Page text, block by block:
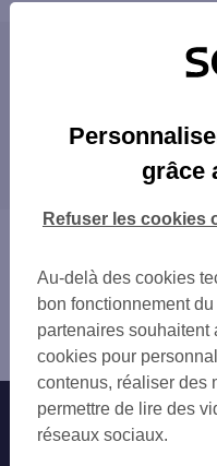
Les agences SG
Les agences SG
départements
11 AUDE
65 HAUTES-PYRÉNÉES
81 TARN
82 TARN-ET-GARONNE
Haute-Garonne
Nos
grâce
Au-delà des cookies
bon fonctionnement
partenaires souhaitent
cookies pour
contenus, réaliser des
permettre de lire des
réseaux sociaux.
Refuser les cookies